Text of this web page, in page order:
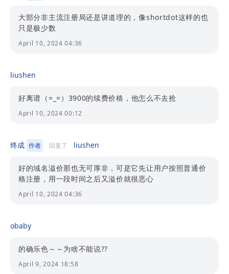
大部分非主流注册局还是讲道理的，像shortdot这样的也
只是极少数
April 10, 2024 04:36
liushen
好离谱（=_=）3900的续费价格，他怎么不去抢
April 10, 2024 00:12
终成 作者 回复了 liushen
好的域名溢价那也无可厚非，可是它先让用户按照普通价
格注册，用一段时间之后又溢价就很恶心
April 10, 2024 04:36
obaby
的确乐色～～为啥不能说?︎?
April 9, 2024 18:58